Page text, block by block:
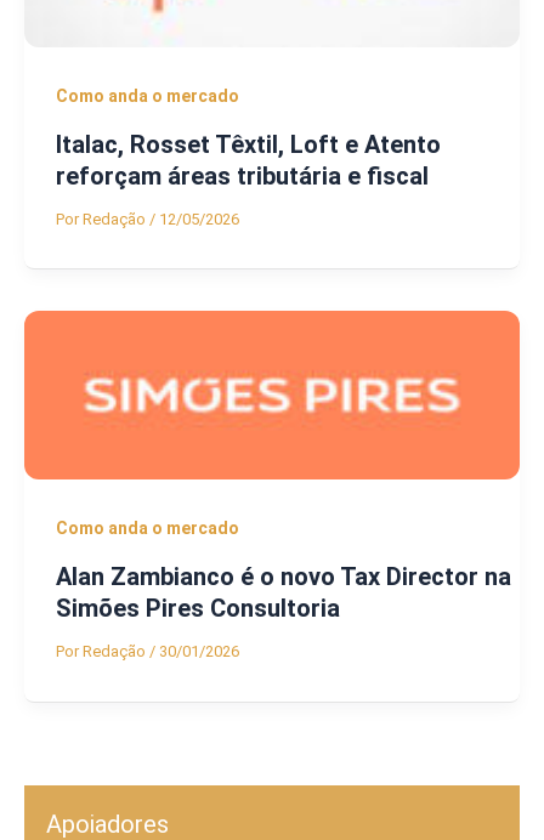
Como anda o mercado
Italac, Rosset Têxtil, Loft e Atento
reforçam áreas tributária e fiscal
PorRedação / 12/05/2026
Como anda o mercado
Alan Zambianco é o novo Tax Director na
Simões Pires Consultoria
PorRedação / 30/01/2026
Apoiadores